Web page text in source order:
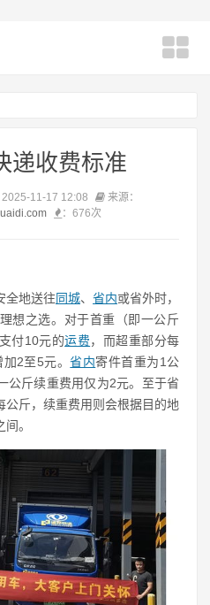
递收费标准
2025-11-17 12:08
来源：
： 676次
全地送往同城、 省内或省外时，
想之选。对于首重（即一公斤
付10元的运费，而超重部分每
加2至5元。省内寄件首重为1公
公斤续重费用仅为2元。至于省
斤，续重费用则会根据目的地
。